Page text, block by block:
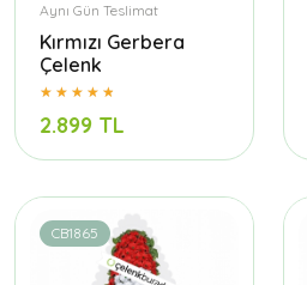
Aynı Gün Teslimat
Kırmızı Gerbera
Çelenk
2.899 TL
CB1865